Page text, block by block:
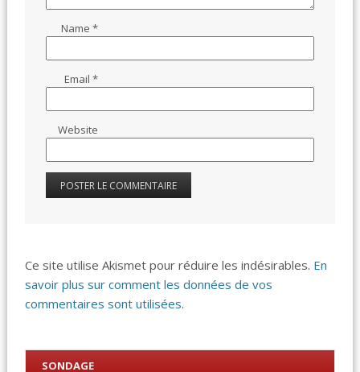
Name*
Email*
Website
Ce site utilise Akismet pour réduire les indésirables. En
savoir plus sur comment les données de vos
commentaires sont utilisées.
SONDAGE